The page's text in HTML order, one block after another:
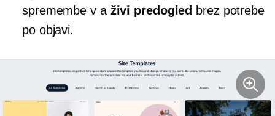
spremembe v a živi predogled brez potrebe
po objavi.